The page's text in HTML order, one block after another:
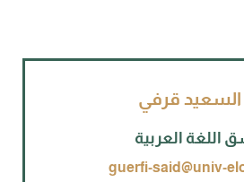
السعيد قرفي
اللغة العربية
guerfi-said@univ-